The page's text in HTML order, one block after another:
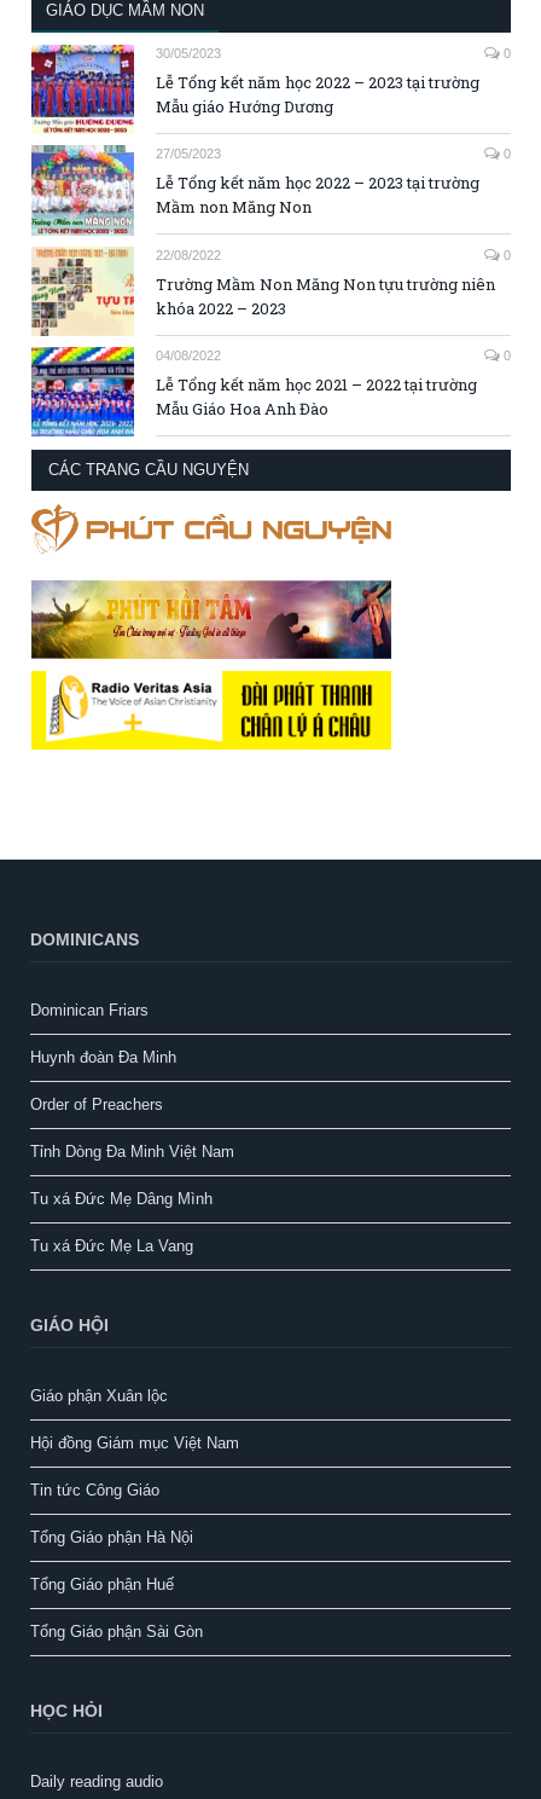
GIÁO DỤC MẦM NON
30/05/2023 0
Lễ Tổng kết năm học 2022 – 2023 tại trường
Mẫu giáo Hướng Dương
27/05/2023 0
Lễ Tổng kết năm học 2022 – 2023 tại trường
Mầm non Măng Non
22/08/2022 0
Trường Mầm Non Măng Non tựu trường niên
khóa 2022 – 2023
04/08/2022 0
Lễ Tổng kết năm học 2021 – 2022 tại trường
Mẫu Giáo Hoa Anh Đào
CÁC TRANG CẦU NGUYỆN
DOMINICANS
Dominican Friars
Huynh đoàn Đa Minh
Order of Preachers
Tỉnh Dòng Đa Minh Việt Nam
Tu xá Đức Mẹ Dâng Mình
Tu xá Đức Mẹ La Vang
GIÁO HỘI
Giáo phận Xuân lộc
Hội đồng Giám mục Việt Nam
Tin tức Công Giáo
Tổng Giáo phận Hà Nội
Tổng Giáo phận Huế
Tổng Giáo phận Sài Gòn
HỌC HỎI
Daily reading audio